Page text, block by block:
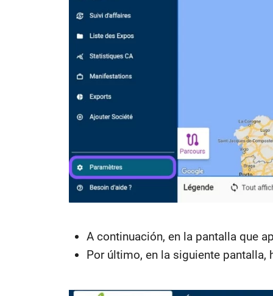
A continuación, en la pantalla que
Por último, en la siguiente pantalla,